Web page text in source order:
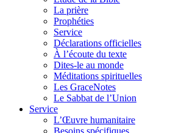
La prière
Prophéties
Service
Déclarations officielles
À l’écoute du texte
Dites-le au monde
Méditations spirituelles
Les GraceNotes
Le Sabbat de l’Union
Service
L’Œuvre humanitaire
Besoins spécifiques